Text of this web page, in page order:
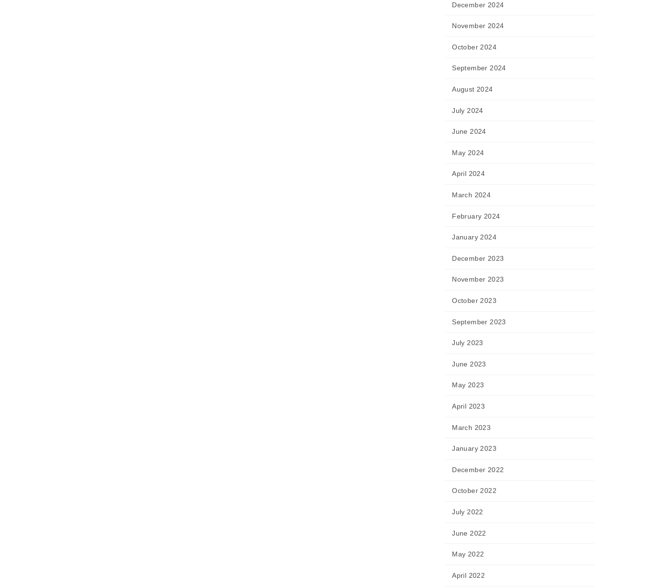
December 2024
November 2024
October 2024
September 2024
August 2024
July 2024
June 2024
May 2024
April 2024
March 2024
February 2024
January 2024
December 2023
November 2023
October 2023
September 2023
July 2023
June 2023
May 2023
April 2023
March 2023
January 2023
December 2022
October 2022
July 2022
June 2022
May 2022
April 2022